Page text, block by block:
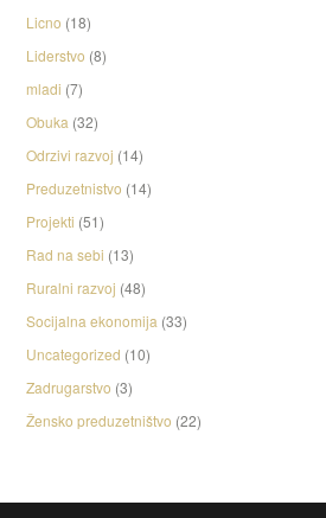
Licno (18)
Liderstvo (8)
mladi (7)
Obuka (32)
Odrzivi razvoj (14)
Preduzetnistvo (14)
Projekti (51)
Rad na sebi (13)
Ruralni razvoj (48)
Socijalna ekonomija (33)
Uncategorized (10)
Zadrugarstvo (3)
Žensko preduzetništvo (22)